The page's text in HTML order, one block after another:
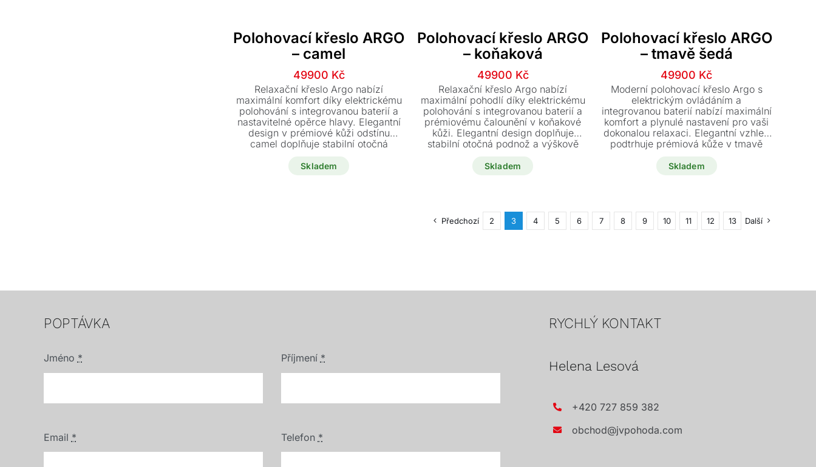
Polohovací křeslo ARGO
– camel
Původní
cena
byla:
59900 Kč.
49900 Kč
Aktuální
cena
je:
49900 Kč.
Relaxační křeslo Argo nabízí
maximální komfort díky elektrickému
polohování s integrovanou baterií a
nastavitelné opěrce hlavy. Elegantní
design v prémiové kůži odstínu
camel doplňuje stabilní otočná
nábytku je k dodání ihned a skladem
Skladem
Polohovací křeslo ARGO
– koňaková
Původní
cena
byla:
59900 Kč.
49900 Kč
Aktuální
cena
je:
49900 Kč.
Relaxační křeslo Argo nabízí
maximální pohodlí díky elektrickému
polohování s integrovanou baterií a
prémiovému čalounění v koňakové
kůži. Elegantní design doplňuje
stabilní otočná podnož a výškově
dokonalou relaxaci. Tento stylový a
Skladem
Polohovací křeslo ARGO
– tmavě šedá
Původní
cena
byla:
59900 Kč.
49900 Kč
Aktuální
cena
je:
49900 Kč.
Moderní polohovací křeslo Argo s
elektrickým ovládáním a
integrovanou baterií nabízí maximální
komfort a plynulé nastavení pro vaši
dokonalou relaxaci. Elegantní vzhled
podtrhuje prémiová kůže v tmavě
kovová podnož. Tento luxusní kousek
Skladem
Předchozí 2 3 4 5 6 7 8 9 10 11 12 13 Další
POPTÁVKA
Jméno * Příjmení *
Email * Telefon *
RYCHLÝ KONTAKT
Helena Lesová
+420 727 859 382
obchod@jvpohoda.com